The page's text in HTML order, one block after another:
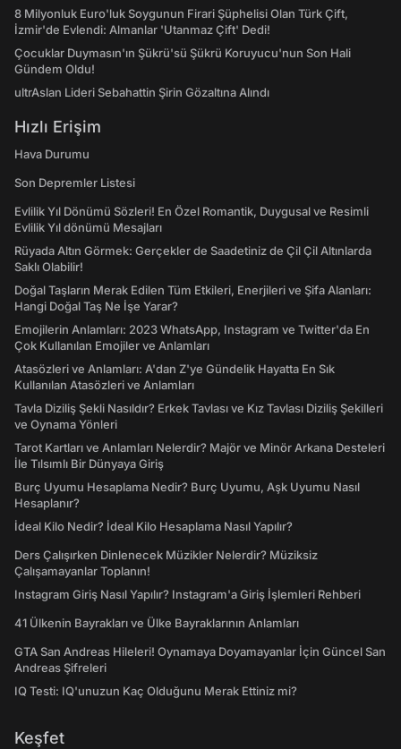
8 Milyonluk Euro'luk Soygunun Firari Şüphelisi Olan Türk Çift,
İzmir'de Evlendi: Almanlar 'Utanmaz Çift' Dedi!
Çocuklar Duymasın'ın Şükrü'sü Şükrü Koruyucu'nun Son Hali
Gündem Oldu!
ultrAslan Lideri Sebahattin Şirin Gözaltına Alındı
Hızlı Erişim
Hava Durumu
Son Depremler Listesi
Evlilik Yıl Dönümü Sözleri! En Özel Romantik, Duygusal ve Resimli
Evlilik Yıl dönümü Mesajları
Rüyada Altın Görmek: Gerçekler de Saadetiniz de Çil Çil Altınlarda
Saklı Olabilir!
Doğal Taşların Merak Edilen Tüm Etkileri, Enerjileri ve Şifa Alanları:
Hangi Doğal Taş Ne İşe Yarar?
Emojilerin Anlamları: 2023 WhatsApp, Instagram ve Twitter'da En
Çok Kullanılan Emojiler ve Anlamları
Atasözleri ve Anlamları: A'dan Z'ye Gündelik Hayatta En Sık
Kullanılan Atasözleri ve Anlamları
Tavla Diziliş Şekli Nasıldır? Erkek Tavlası ve Kız Tavlası Diziliş Şekilleri
ve Oynama Yönleri
Tarot Kartları ve Anlamları Nelerdir? Majör ve Minör Arkana Desteleri
İle Tılsımlı Bir Dünyaya Giriş
Burç Uyumu Hesaplama Nedir? Burç Uyumu, Aşk Uyumu Nasıl
Hesaplanır?
İdeal Kilo Nedir? İdeal Kilo Hesaplama Nasıl Yapılır?
Ders Çalışırken Dinlenecek Müzikler Nelerdir? Müziksiz
Çalışamayanlar Toplanın!
Instagram Giriş Nasıl Yapılır? Instagram'a Giriş İşlemleri Rehberi
41 Ülkenin Bayrakları ve Ülke Bayraklarının Anlamları
GTA San Andreas Hileleri! Oynamaya Doyamayanlar İçin Güncel San
Andreas Şifreleri
IQ Testi: IQ'unuzun Kaç Olduğunu Merak Ettiniz mi?
Keşfet